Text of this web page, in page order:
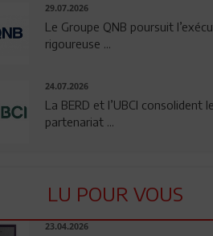
29.07.2026
Le Groupe QNB poursuit
rigoureuse ...
24.07.2026
La BERD et l’UBCI consolident
partenariat ...
LU POUR VOUS
23.04.2026